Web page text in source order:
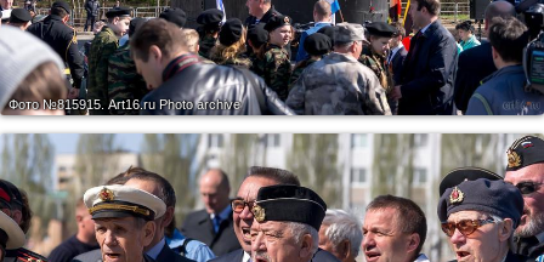
Фото №815915. Art16.ru Photo archive